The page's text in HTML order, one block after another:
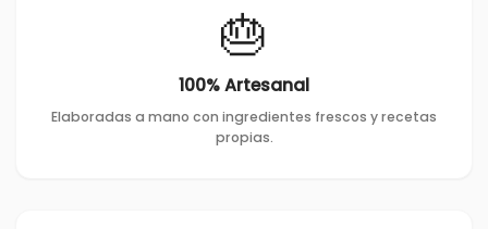
🎂
100% Artesanal
Elaboradas a mano con ingredientes frescos y recetas
propias.